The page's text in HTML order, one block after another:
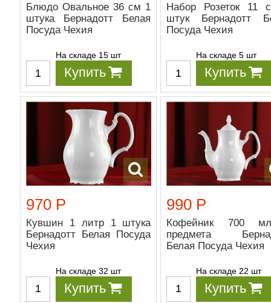
Блюдо Овальное 36 см 1
штука Бернадотт Белая
Посуда Чехия
На складе 15 шт
Купить
Набор Розеток 11
штук Бернадотт
Посуда Чехия
На складе 5 шт
Купить
970 Р
Кувшин 1 литр 1 штука
Бернадотт Белая Посуда
Чехия
На складе 32 шт
Купить
990 Р
Кофейник 700
предмета
Белая Посуда Чехия
На складе 22 шт
Купить